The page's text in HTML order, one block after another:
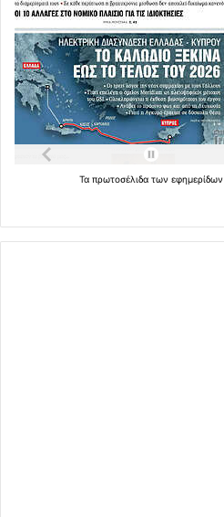
Τα πρωτοσέλιδα των εφημερίδων